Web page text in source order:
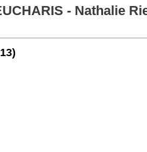
- Nathalie